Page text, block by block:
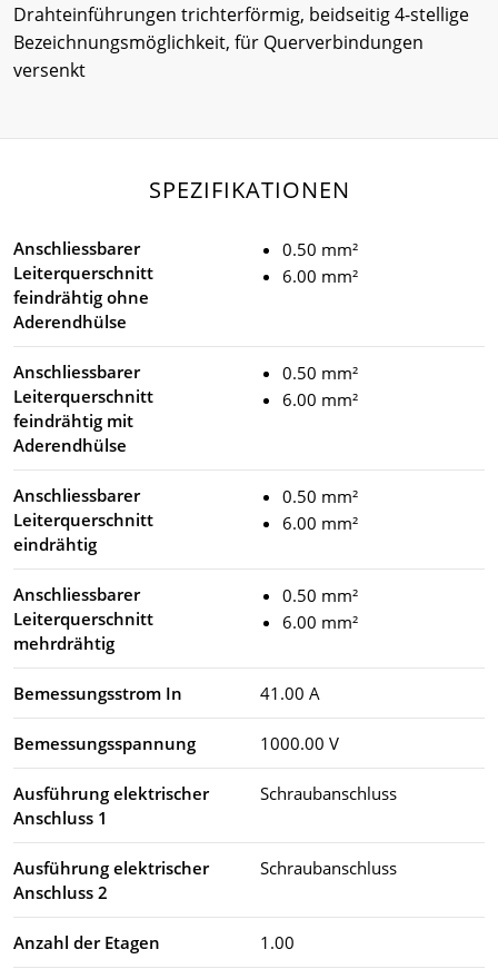
Drahteinführungen trichterförmig, beidseitig 4-stellige
Bezeichnungsmöglichkeit, für Querverbindungen
versenkt
SPEZIFIKATIONEN
Anschliessbarer
Leiterquerschnitt
feindrähtig ohne
Aderendhülse
0.50 mm²
6.00 mm²
Anschliessbarer
Leiterquerschnitt
feindrähtig mit
Aderendhülse
0.50 mm²
6.00 mm²
Anschliessbarer
Leiterquerschnitt
eindrähtig
0.50 mm²
6.00 mm²
Anschliessbarer
Leiterquerschnitt
mehrdrähtig
0.50 mm²
6.00 mm²
Bemessungsstrom In 41.00 A
Bemessungsspannung 1000.00 V
Ausführung elektrischer
Anschluss 1
Schraubanschluss
Ausführung elektrischer
Anschluss 2
Schraubanschluss
Anzahl der Etagen 1.00